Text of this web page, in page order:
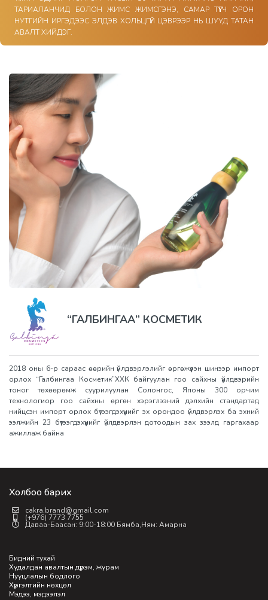
ТАРИАЛАНЧИД БОЛОН ЖИМС ЖИМСГЭНЭ, САМАР ТҮҮГЧ ОРОН
НУТГИЙН ИРГЭДЭЭС ЭЛДЭВ ХОЛЬЦГҮЙ ЦЭВРЭЭР НЬ ШУУД ТАТАН
АВАЛТ ХИЙДЭГ.
“ГАЛБИНГАА” КОСМЕТИК
2018 оны 6-р сараас өөрийн үйлдвэрлэлийг өргөжүүлэн шинээр импорт
орлох “Галбингаа Косметик”ХХК байгуулан гоо сайхны үйлдвэрийн
тоног төхөөрөмж суурилуулан Солонгос, Японы 300 орчим
технологиор гоо сайхны өргөн хэрэглээний дэлхийн стандартад
нийцсэн импорт орлох бүтээгдэхүүнийг эх орондоо үйлдвэрлэх ба эхний
ээлжийн 23 бүтээгдэхүүнийг үйлдвэрлэн дотоодын зах зээлд гаргахаар
ажиллаж байна
Холбоо барих
cakra.brand@gmail.com
(+976) 7773 7755
Даваа-Баасан: 9:00-18:00 Бямба,Ням: Амарна
Бидний тухай
Худалдан авалтын дүрэм, журам
Нууцлалын бодлого
Хүргэлтийн нөхцөл
Мэдээ, мэдээлэл